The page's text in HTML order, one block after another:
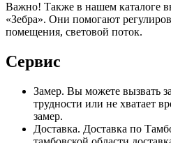
Важно! Также в нашем каталоге
«Зебра». Они помогают
помещения, световой поток.
Сервис
Замер. Вы можете вызвать
трудности или не хватает
замер.
Доставка. Доставка по